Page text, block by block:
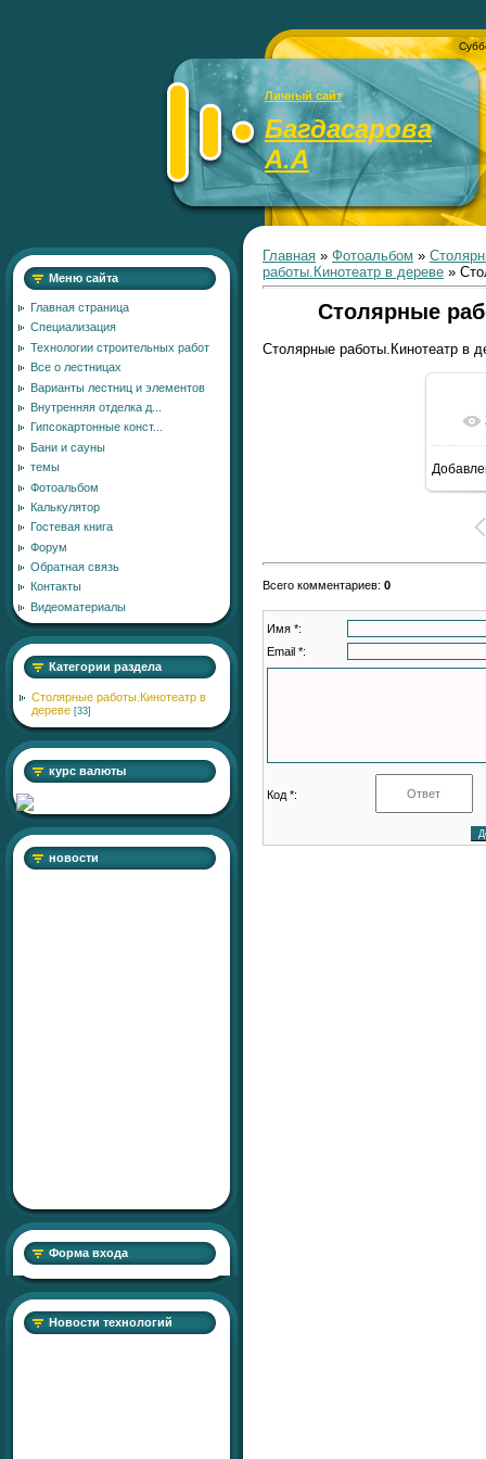
Личный сайт
Багдасарова
А.А
Меню сайта
Главная страница
Специализация
Технологии строительных работ
Все о лестницах
Варианты лестниц и элементов
Внутренняя отделка д...
Гипсокартонные конст...
Бани и сауны
темы
Фотоальбом
Калькулятор
Гостевая книга
Форум
Обратная связь
Контакты
Видеоматериалы
Категории раздела
Столярные работы.Кинотеатр в
дереве [33]
курс валюты
новости
Форма входа
Новости технологий
Главная » Фотоальбом »
работы.Кинотеатр в дереве »
Столярные
Столярные работы.Кинотеатр в
Всего комментариев: 0
Имя *:
Email *:
Код *: